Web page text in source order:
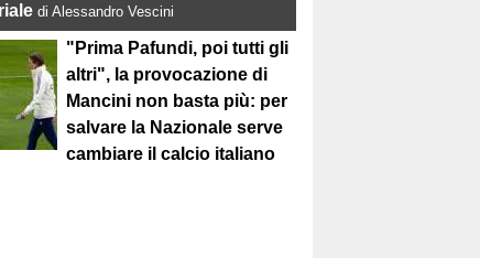
di Alessandro Vescini
"Prima Pafundi, poi tutti gli
altri", la provocazione di
Mancini non basta più: per
salvare la Nazionale serve
cambiare il calcio italiano